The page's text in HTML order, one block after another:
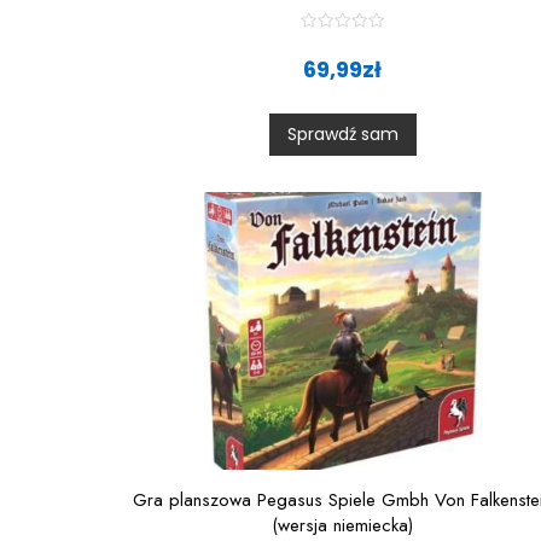
a
t
0
o
u
t
5
69,99zł
Sprawdź sam
Gra planszowa Pegasus Spiele Gmbh Von
(wersja niemiecka)